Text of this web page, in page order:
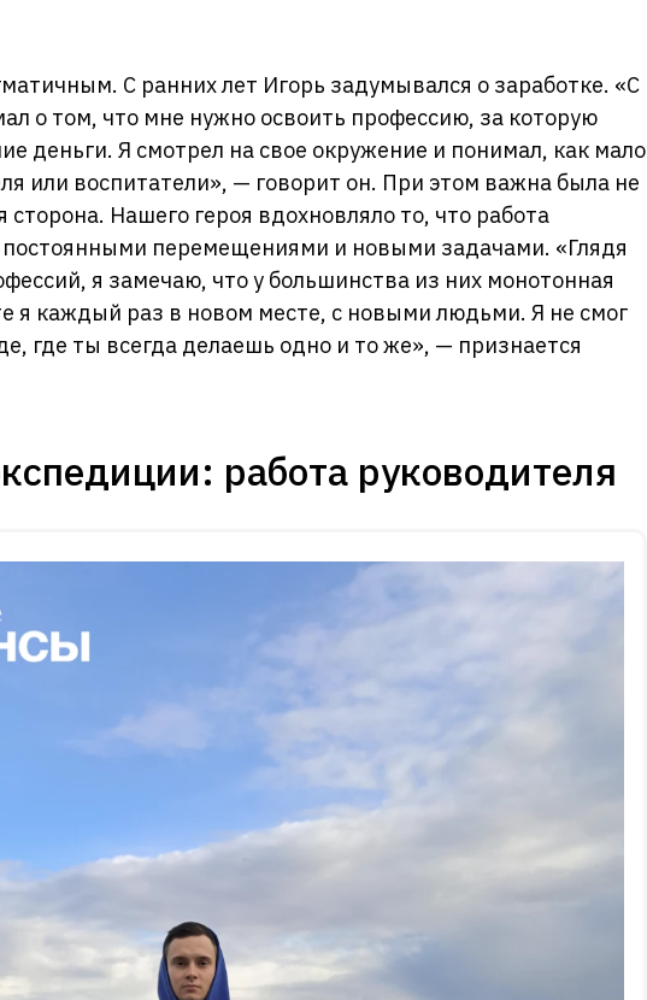
С ранних лет Игорь задумывался о заработке. «С
о том, что мне нужно освоить профессию, за которую
деньги. Я смотрел на свое окружение и понимал, как мало
или воспитатели», — говорит он. При этом важна была не
сторона. Нашего героя вдохновляло то, что работа
постоянными перемещениями и новыми задачами. «Глядя
я замечаю, что у большинства из них монотонная
я каждый раз в новом месте, с новыми людьми. Я не смог
где ты всегда делаешь одно и то же», — признается
работа руководителя